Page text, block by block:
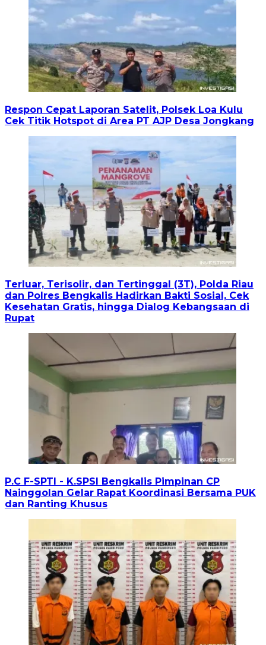
Respon Cepat Laporan Satelit, Polsek Loa Kulu
Cek Titik Hotspot di Area PT AJP Desa Jongkang
Terluar, Terisolir, dan Tertinggal (3T), Polda Riau
dan Polres Bengkalis Hadirkan Bakti Sosial, Cek
Kesehatan Gratis, hingga Dialog Kebangsaan di
Rupat
P.C F-SPTI - K.SPSI Bengkalis Pimpinan CP
Nainggolan Gelar Rapat Koordinasi Bersama PUK
dan Ranting Khusus